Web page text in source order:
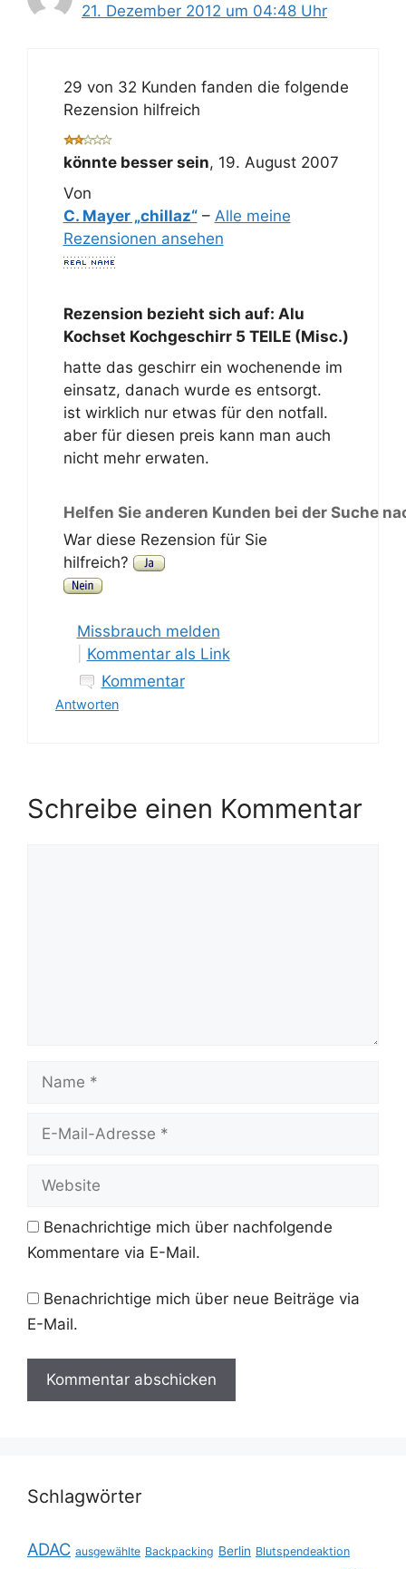
21. Dezember 2012 um 04:48 Uhr
29 von 32 Kunden fanden die folgende
Rezension hilfreich
könnte besser sein, 19. August 2007
Von
C. Mayer „chillaz“– Alle meine
Rezensionen ansehen
Rezension bezieht sich auf: Alu
Kochset Kochgeschirr 5 TEILE (Misc.)
hatte das geschirr ein wochenende im
einsatz, danach wurde es entsorgt.
ist wirklich nur etwas für den notfall.
aber für diesen preis kann man auch
nicht mehr erwaten.
Helfen Sie anderen Kunden bei der Suche
War diese Rezension für Sie
hilfreich?
Missbrauch melden
Kommentar als Link
Kommentar
Antworten
Schreibe einen Kommentar
Name
Website
Benachrichtige mich über nachfolgende
Kommentare via E-Mail.
Benachrichtige mich über neue Beiträge via
E-Mail.
Schlagwörter
ADAC ausgewählte Backpacking Berlin Blutspendeaktion